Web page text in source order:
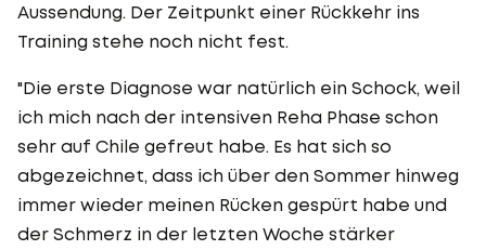
Aussendung. Der Zeitpunkt einer Rückkehr ins
Training stehe noch nicht fest.
"Die erste Diagnose war natürlich ein Schock, weil
ich mich nach der intensiven Reha Phase schon
sehr auf Chile gefreut habe. Es hat sich so
abgezeichnet, dass ich über den Sommer hinweg
immer wieder meinen Rücken gespürt habe und
der Schmerz in der letzten Woche stärker